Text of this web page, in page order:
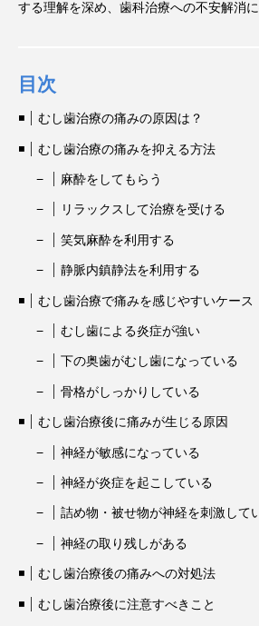
する理解を深め、歯科治療への不安解消
目次
むし歯治療の痛みの原因は？
むし歯治療の痛みを抑える方法
麻酔をしてもらう
リラックスして治療を受ける
笑気麻酔を利用する
静脈内鎮静法を利用する
むし歯治療で痛みを感じやすいケース
むし歯による炎症が強い
下の奥歯がむし歯になっている
骨格がしっかりしている
むし歯治療後に痛みが生じる原因
神経が敏感になっている
神経が炎症を起こしている
詰め物・被せ物が神経を刺激して
神経の取り残しがある
むし歯治療後の痛みへの対処法
むし歯治療後に注意すべきこと